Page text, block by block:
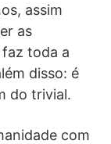
assim
as
faz toda a
disso: é
do trivial.
com